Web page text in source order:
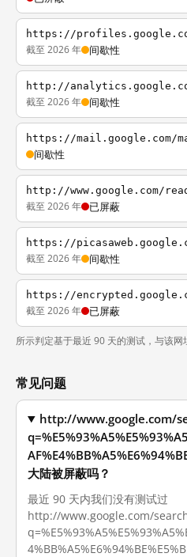
https://
截至 2026 年 间歇性
http://
截至 2026 年 间歇性
https://mail.google.com/
间歇性
http://www.google.com/
截至 2026 年 已屏蔽
https://
截至 2026 年 间歇性
https://
截至 2026 年 已屏蔽
所示判定基于最近 90 天的测试，与该网
常见问题
http://www.google.com/
大陆被屏蔽吗？
最近 90 天内我们没有测试过
http://www.google.com/